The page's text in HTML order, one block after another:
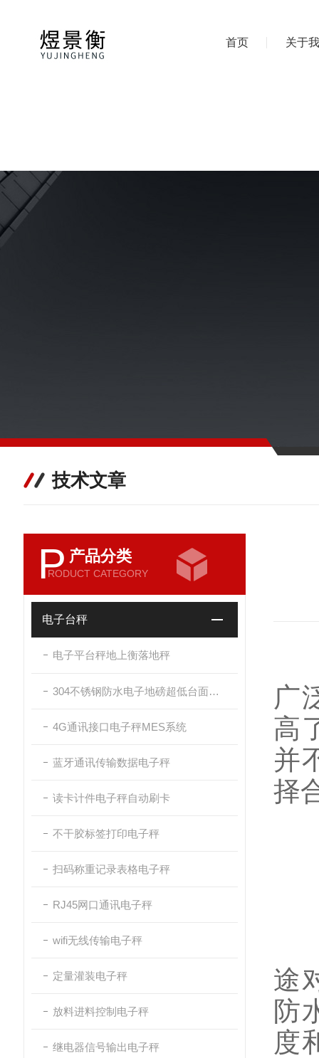
首页 关于
技术文章
P 产品分类
RODUCT CATEGORY
电子台秤
电子平台秤地上衡落地秤
304不锈钢防水电子地磅超低台面带斜坡
4G通讯接口电子秤MES系统
蓝牙通讯传输数据电子秤
读卡计件电子秤自动刷卡
不干胶标签打印电子秤
扫码称重记录表格电子秤
RJ45网口通讯电子秤
wifi无线传输电子秤
定量灌装电子秤
放料进料控制电子秤
继电器信号输出电子秤
广
高
并
择
途
防
度